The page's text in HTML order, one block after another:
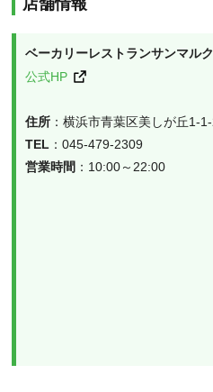
ベーカリーレストランサンマルク
公式HP
住所
TEL
営業時間